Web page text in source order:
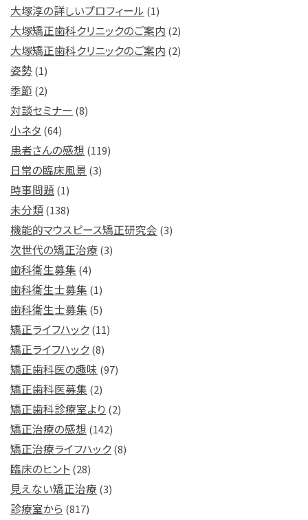
大塚淳の詳しいプロフィール (1)
大塚矯正歯科クリニックのご案内 (2)
大塚矯正歯科クリニックのご案内 (2)
姿勢(1)
季節 (2)
対談セミナー (8)
小ネタ (64)
患者さんの感想 (119)
日常の臨床風景 (3)
時事問題 (1)
未分類(138)
機能的マウスピース矯正研究会 (3)
次世代の矯正治療 (3)
歯科衛生募集 (4)
歯科衛生士募集 (1)
歯科衛生士募集 (5)
矯正ライフハック(11)
矯正ライフハック(8)
矯正歯科医の趣味 (97)
矯正歯科医募集 (2)
矯正歯科診療室より (2)
矯正治療の感想 (142)
矯正治療ライフハック(8)
臨床のヒント(28)
見えない矯正治療 (3)
診療室から (817)